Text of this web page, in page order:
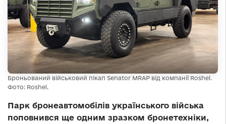
Броньований військовий пікап Senator MRAP від компанії Roshel.
Фото: Roshel.
Парк бронеавтомобілів українського війська
поповнився ще одним зразком бронетехніки,